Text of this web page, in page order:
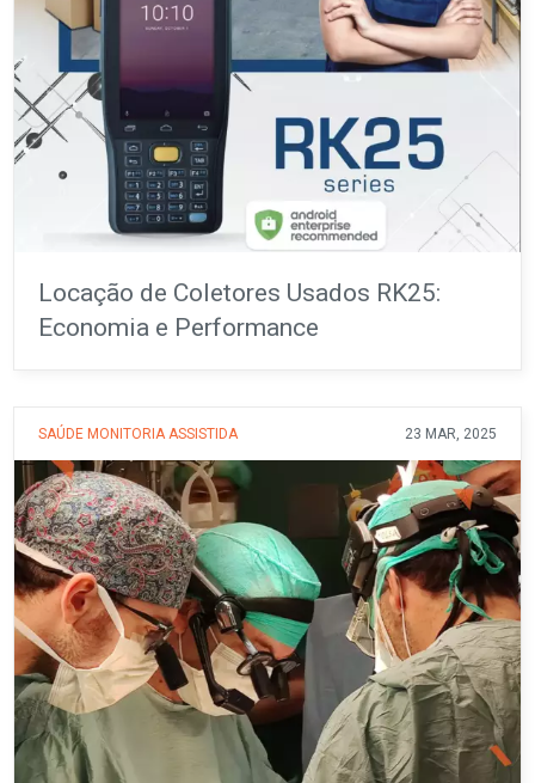
Locação de Coletores Usados RK25:
Economia e Performance
SAÚDE MONITORIA ASSISTIDA 23 MAR, 2025